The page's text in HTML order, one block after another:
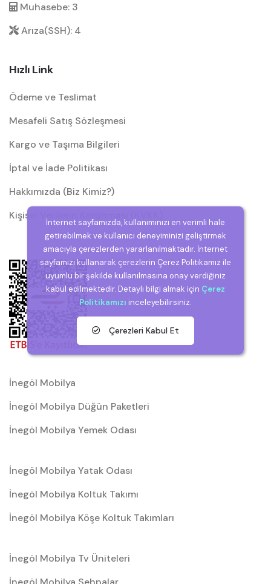
Muhasebe: 3
Arıza(SSH): 4
Hızlı Link
Ödeme ve Teslimat
Mesafeli Satış Sözleşmesi
Kargo ve Taşıma Bilgileri
İptal ve İade Politikası
Hakkımızda (Biz Kimiz?)
Kişisel Verilerin Korunması (KVKK)
İnegöl Mobilya
İnegöl Mobilya Düğün Paketleri
İnegöl Mobilya Yemek Odası
İnegöl Mobilya Yatak Odası
İnegöl Mobilya Koltuk Takımı
İnegöl Mobilya Köşe Koltuk Takımları
İnegöl Mobilya Tv Üniteleri
İnternet sayfamızda, kullanımınızı en verimli hale
getirebilmek ve kullanıcı deneyiminizi geliştirmek
amacıyla çerezlerden yararlanılmaktadır. İnternet
sayfamızı kullanarak çerezlerin Çerez Politikamız ile
uyumlu bir şekilde kullanılmasına onay verdiğiniz
kabul edilmektedir. Detaylı bilgi almak için Çerez
Politikamızı inceleyebilirsiniz.
Çerezleri Kabul Et